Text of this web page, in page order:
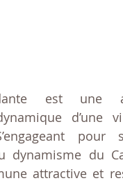
est une
d’une
dynamisme du
attractive et